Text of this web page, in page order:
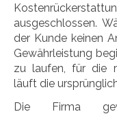
ausgeschlossen.
der Kunde keinen
Gewährleistung
zu laufen, für die
läuft die
Die Firma